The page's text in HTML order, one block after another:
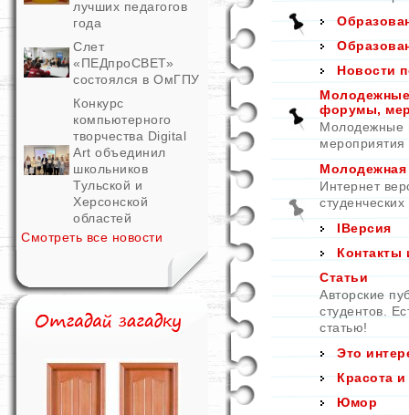
лучших педагогов
года
Слет
«ПЕДпроСВЕТ»
состоялся в ОмГПУ
Конкурс
компьютерного
творчества Digital
Art объединил
школьников
Тульской и
Херсонской
областей
Смотреть все новости
Новости
Молодежные
форумы,
Молодежные
мероприятия
Молодежная
Интернет
IВерсия
Контакты
Статьи
Авторские
студентов.
статью!
Это
Красота
Юмор